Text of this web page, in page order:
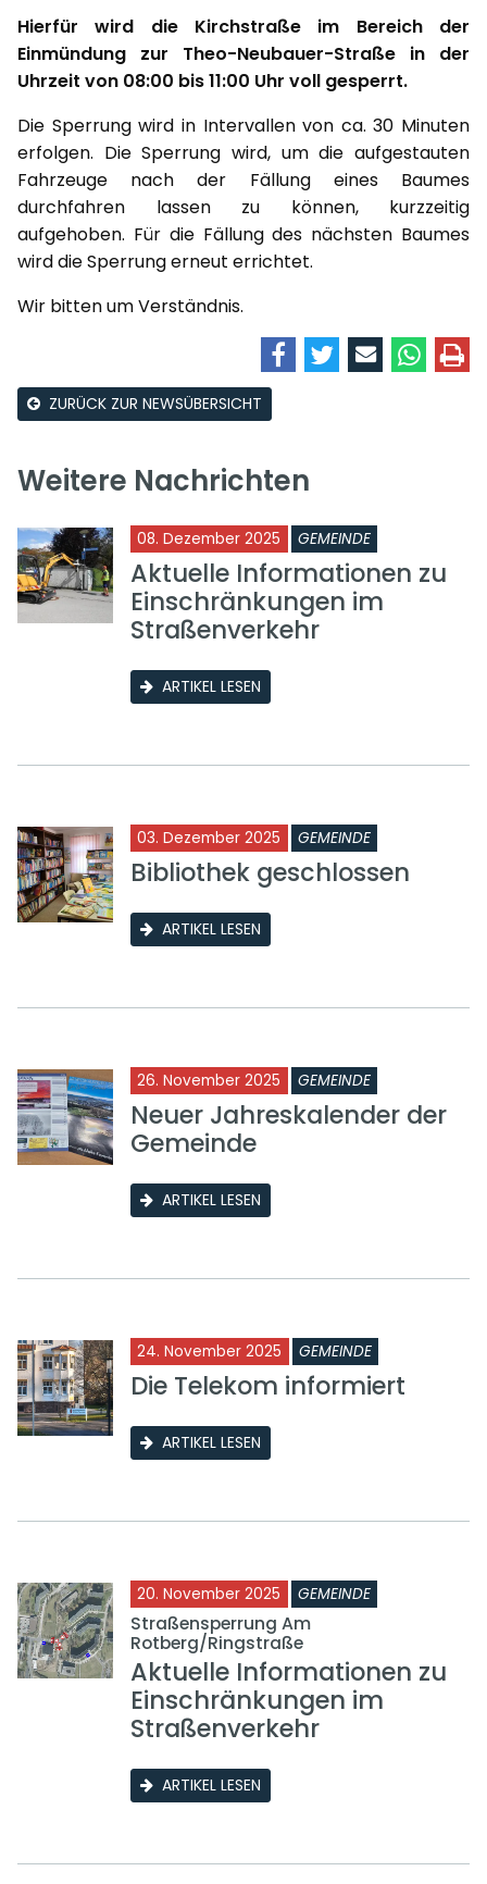
Hierfür wird die Kirchstraße im Bereich der
Einmündung zur Theo-Neubauer-Straße in der
Uhrzeit von 08:00 bis 11:00 Uhr voll gesperrt.
Die Sperrung wird in Intervallen von ca. 30 Minuten
erfolgen. Die Sperrung wird, um die aufgestauten
Fahrzeuge nach der Fällung eines Baumes
durchfahren lassen zu können, kurzzeitig
aufgehoben. Für die Fällung des nächsten Baumes
wird die Sperrung erneut errichtet.
Wir bitten um Verständnis.
ZURÜCK ZUR NEWSÜBERSICHT
Weitere Nachrichten
08. Dezember 2025 GEMEINDE
Aktuelle Informationen zu
Einschränkungen im
Straßenverkehr
ARTIKEL LESEN
03. Dezember 2025 GEMEINDE
Bibliothek geschlossen
ARTIKEL LESEN
26. November 2025 GEMEINDE
Neuer Jahreskalender der
Gemeinde
ARTIKEL LESEN
24. November 2025 GEMEINDE
Die Telekom informiert
ARTIKEL LESEN
20. November 2025 GEMEINDE
Straßensperrung Am
Rotberg/Ringstraße
Aktuelle Informationen zu
Einschränkungen im
Straßenverkehr
ARTIKEL LESEN